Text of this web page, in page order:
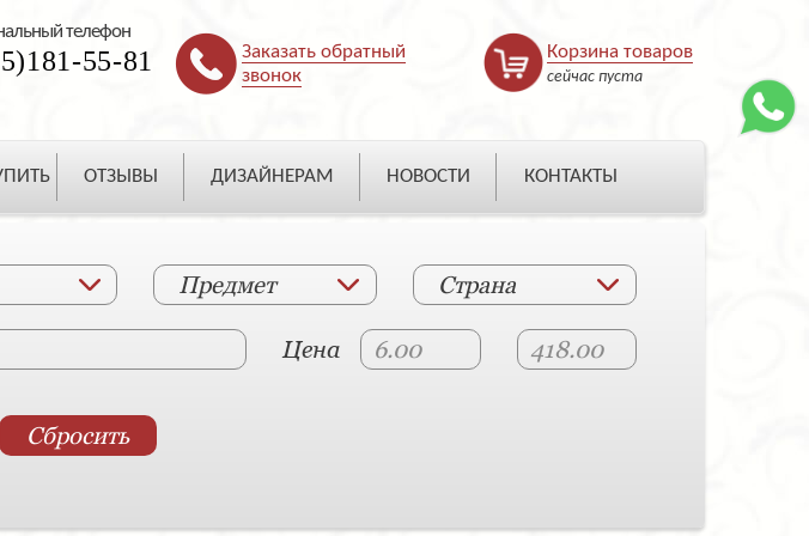
телефон
55-81
Заказать обратный
звонок
Корзина товаров
сейчас пуста
ОТЗЫВЫ ДИЗАЙНЕРАМ НОВОСТИ КОНТАКТЫ
Предмет Страна
Цена